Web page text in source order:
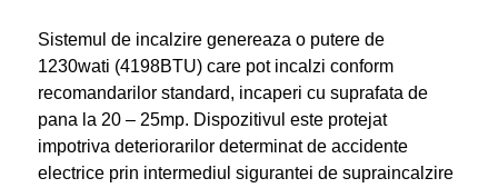
Sistemul de incalzire genereaza o putere de
1230wati (4198BTU) care pot incalzi conform
recomandarilor standard, incaperi cu suprafata de
pana la 20 – 25mp. Dispozitivul este protejat
impotriva deteriorarilor determinat de accidente
electrice prin intermediul sigurantei de supraincalzire